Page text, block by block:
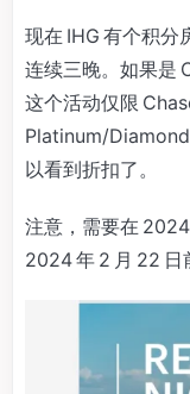
现在 IHG 有个积分
连续三晚。如果是
这个活动仅限
Platinum/
以看到折扣了。
注意，需要在
2024 年 2 月 22 日